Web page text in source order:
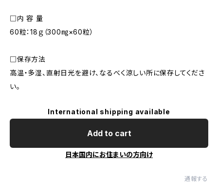
□内 容 量
60粒：18ｇ（300㎎×60粒）
□保存方法
高温・多湿、直射日光を避け、なるべく涼しい所に保存してくださ
い。
International shipping available
Add to cart
日本国内にお住まいの方向け
通報する